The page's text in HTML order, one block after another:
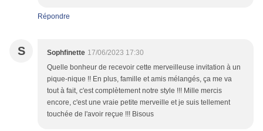
Répondre
S Sophfinette 17/06/2023 17:30
Quelle bonheur de recevoir cette merveilleuse invitation à un
pique-nique !! En plus, famille et amis mélangés, ça me va
tout à fait, c'est complètement notre style !!! Mille mercis
encore, c'est une vraie petite merveille et je suis tellement
touchée de l'avoir reçue !!! Bisous